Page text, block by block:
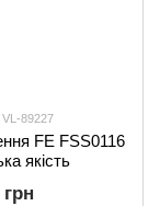
89227
FE FSS0116
якість